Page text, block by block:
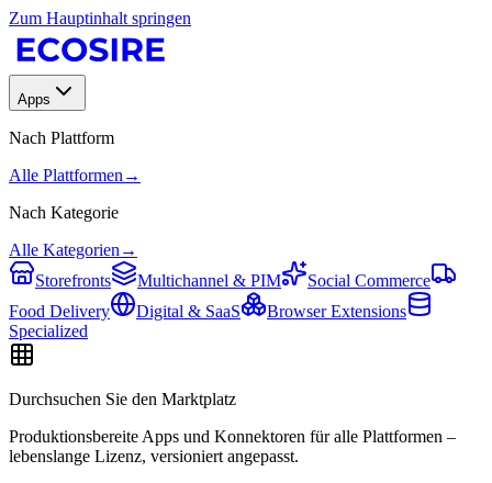
Zum Hauptinhalt springen
Apps
Nach Plattform
Alle Plattformen →
Nach Kategorie
Alle Kategorien →
Storefronts
Multichannel & PIM
Social Commerce
Food Delivery
Digital & SaaS
Browser Extensions
Specialized
Durchsuchen Sie den Marktplatz
Produktionsbereite Apps und Konnektoren für alle Plattformen –
lebenslange Lizenz, versioniert angepasst.